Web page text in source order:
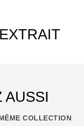
AUSSI
COLLECTION